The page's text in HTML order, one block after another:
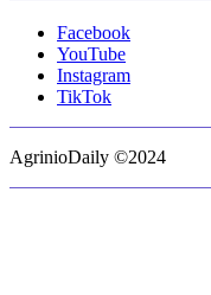
Facebook
YouTube
Instagram
TikTok
AgrinioDaily ©2024